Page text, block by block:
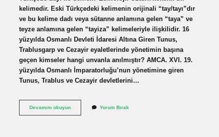
kelimedir. Eski Türkçedeki kelimenin orijinali “tay/tayı”dır
ve bu kelime dadı veya sütanne anlamına gelen “taya” ve
teyze anlamına gelen “tayiza” kelimeleriyle ilişkilidir. 16
yüzyılda Osmanlı Devleti İdaresi Altına Giren Tunus,
Trablusgarp ve Cezayir eyaletlerinde yönetimin başına
geçen kimseler hangi unvanla anılmıştır? AMCA. XVI. 19.
yüzyılda Osmanlı İmparatorluğu’nun yönetimine giren
Tunus, Trablus ve Cezayir devletlerini…
Devamını okuyunOsmanlıda
Yorum Bırak